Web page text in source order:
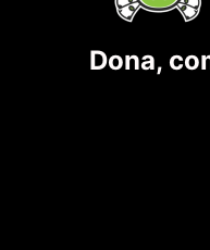
Dona,